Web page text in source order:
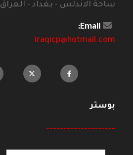
ساحة الاندلس - بغداد - العراق
Email:
iraqicp@hotmail.com
بوستر
--------------------